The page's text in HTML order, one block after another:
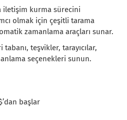
iletişim kurma sürecini
olmak için çeşitli tarama
zamanlama araçları sunar.
tabanı, teşvikler, tarayıcılar,
seçenekleri sunun.
başlar